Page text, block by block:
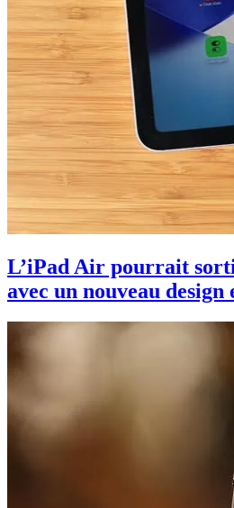
L’iPad Air pourrait
avec un nouveau design